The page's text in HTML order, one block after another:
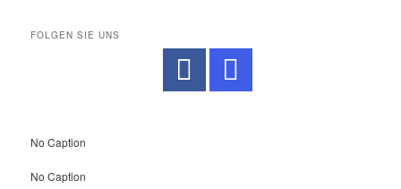
FOLGEN SIE UNS
No Caption
No Caption